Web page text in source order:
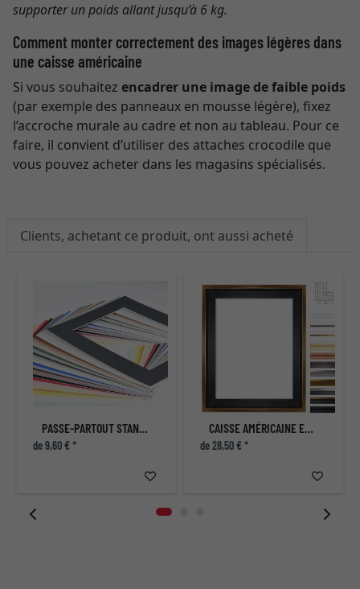
supporter un poids allant jusqu’à 6 kg.
Comment monter correctement des images légères dans
une caisse américaine
Si vous souhaitez encadrer une image de faible poids
(par exemple des panneaux en mousse légère), fixez
l’accroche murale au cadre et non au tableau. Pour ce
faire, il convient d’utiliser des attaches crocodile que
vous pouvez acheter dans les magasins spécialisés.
Clients, achetant ce produit, ont aussi acheté
PASSE-PARTOUT STANDARD
de 9,60 € *
CAISSE AMÉRICAINE ECLIPSE NOIR
de 28,50 € *